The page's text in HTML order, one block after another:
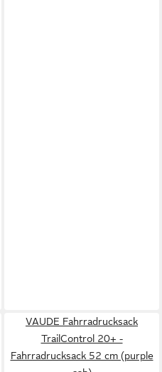
VAUDE Fahrradrucksack
TrailControl 20+ -
Fahrradrucksack 52 cm (purple